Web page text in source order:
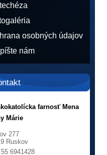
osobných údajov
nám
farnosť Mena
Márie
277
Ruskov
6941428